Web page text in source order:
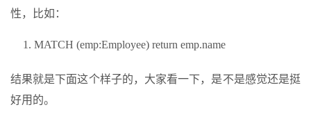
性，比如：
MATCH (emp:Employee) return emp.name
结果就是下面这个样子的，大家看一下，是不是感觉还是挺
好用的。